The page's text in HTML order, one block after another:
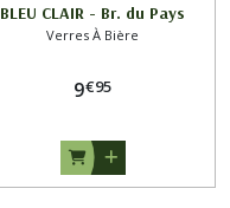
BLEU CLAIR - Br. du Pays
Flamand
Verres À Bière
9€95